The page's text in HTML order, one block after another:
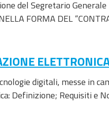
del Segretario
FORMA DEL
digitali, messe in
Definizione; Requisiti e